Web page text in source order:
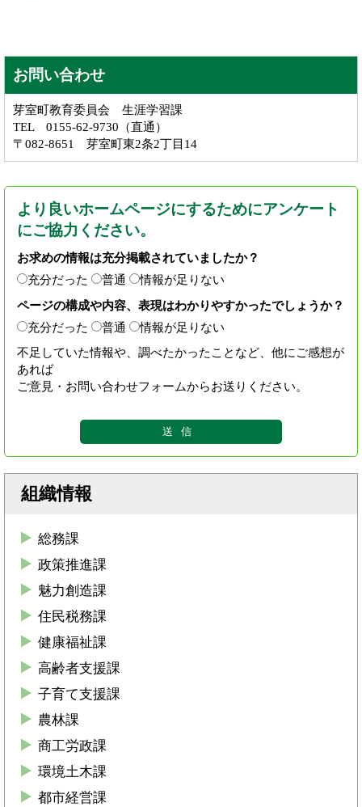
お問い合わせ
芽室町教育委員会 生涯学習課
TEL 0155-62-9730（直通）
〒082-8651 芽室町東2条2丁目14
より良いホームページにするためにアンケート
にご協力ください。
お求めの情報は充分掲載されていましたか？
充分だった
普通
情報が足りない
ページの構成や内容、表現はわかりやすかったでしょうか？
充分だった
普通
情報が足りない
不足していた情報や、調べたかったことなど、他にご感想が
あれば
ご意見・お問い合わせフォームからお送りください。
組織情報
総務課
政策推進課
魅力創造課
住民税務課
健康福祉課
高齢者支援課
子育て支援課
農林課
商工労政課
環境土木課
都市経営課